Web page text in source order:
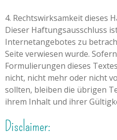
4. Rechtswirksamkeit dieses
Dieser Haftungsausschluss
Internetangebotes zu
Seite verwiesen wurde.
Formulierungen dieses
nicht, nicht mehr oder nicht
sollten, bleiben die übrigen
ihrem Inhalt und ihrer
Disclaimer: